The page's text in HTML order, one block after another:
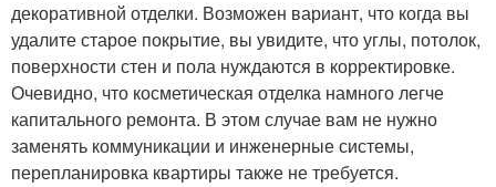
декоративной отделки. Возможен вариант, что когда вы
удалите старое покрытие, вы увидите, что углы, потолок,
поверхности стен и пола нуждаются в корректировке.
Очевидно, что косметическая отделка намного легче
капитального ремонта. В этом случае вам не нужно
заменять коммуникации и инженерные системы,
перепланировка квартиры также не требуется.